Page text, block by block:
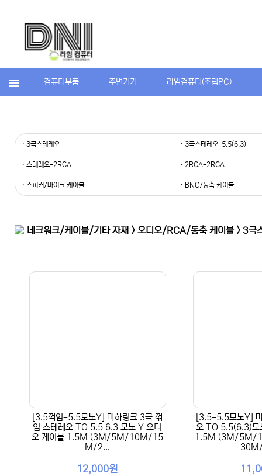
컴퓨터부품 주변기기 라임컴퓨터(조립PC)
· 3극스테레오 · 3극스테레오-5.5(6.3)
· 스테레오-2RCA · 2RCA-2RCA
· 스피커/마이크 케이블 · BNC/동축 케이블
네크워크/케이블/기타 자재 > 오디오/RCA/동축 케이블 > 3
[3.5꺽임-5.5모노Y] 마하링크 3극 꺾
임 스테레오 TO 5.5 6.3 모노 Y 오디
오 케이블 1.5M (3M/5M/10M/15
M/2...
12,000원
[3.5-5.5모노Y]
오 TO 5.5(6.3)모
1.5M (3M/5M/